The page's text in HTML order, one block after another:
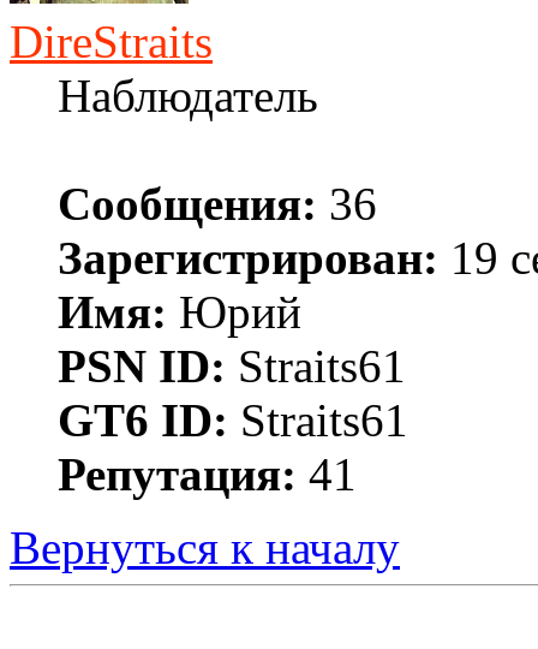
DireStraits
Наблюдатель
Сообщения: 36
Зарегистрирован: 19
Имя: Юрий
PSN ID: Straits61
GT6 ID: Straits61
Репутация: 41
Вернуться к началу